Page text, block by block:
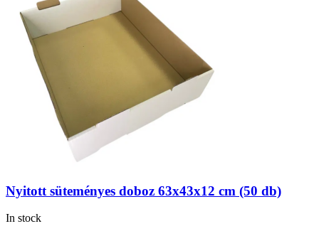
Nyitott süteményes doboz 63x43x12 cm (50 db)
In stock